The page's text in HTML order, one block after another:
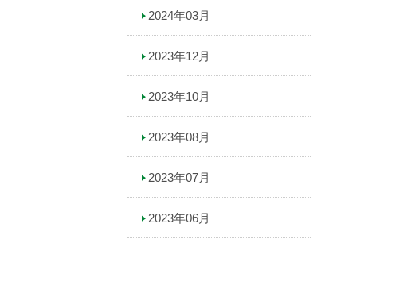
2024年03月
2023年12月
2023年10月
2023年08月
2023年07月
2023年06月